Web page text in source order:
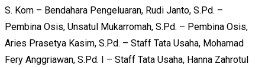
S. Kom – Bendahara Pengeluaran, Rudi Janto, S.Pd. –
Pembina Osis, Unsatul Mukarromah, S.Pd. – Pembina Osis,
Aries Prasetya Kasim, S.Pd. – Staff Tata Usaha, Mohamad
Fery Anggriawan, S.Pd. I – Staff Tata Usaha, Hanna Zahrotul